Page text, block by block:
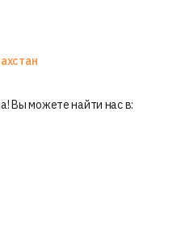
Вы можете найти нас в: